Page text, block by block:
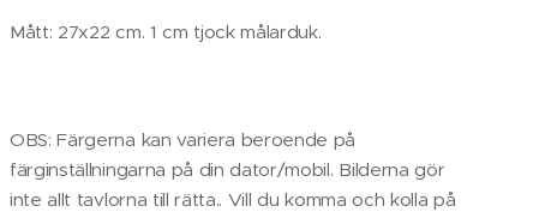
Mått: 27x22 cm. 1 cm tjock målarduk.
OBS: Färgerna kan variera beroende på
färginställningarna på din dator/mobil. Bilderna gör
inte allt tavlorna till rätta.. Vill du komma och kolla på